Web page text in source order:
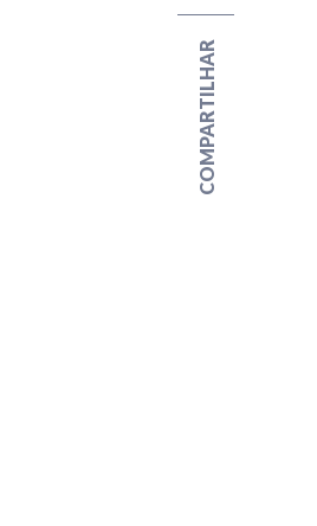
COMPARTILHAR